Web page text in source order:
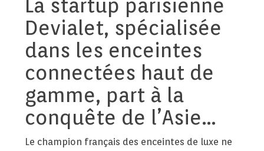
La startup parisienne
Devialet, spécialisée
dans les enceintes
connectées haut de
gamme, part à la
conquête de l’Asie…
Le champion français des enceintes de luxe ne